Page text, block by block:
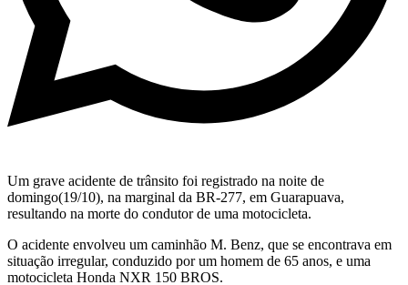
Um grave acidente de trânsito foi registrado na noite de
domingo(19/10), na marginal da BR-277, em Guarapuava,
resultando na morte do condutor de uma motocicleta.
O acidente envolveu um caminhão M. Benz, que se encontrava em
situação irregular, conduzido por um homem de 65 anos, e uma
motocicleta Honda NXR 150 BROS.